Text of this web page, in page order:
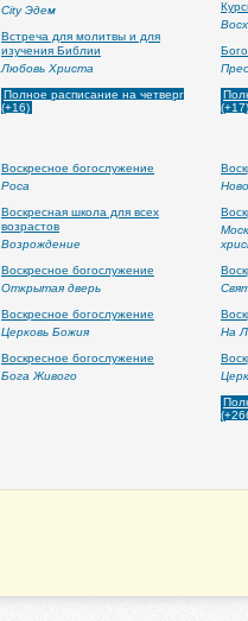
City Эдем
Встреча для молитвы и для
изучения Библии
Любовь Христа
Полное расписание на четверг
(+16)
(+17)
Воскресное богослужение
Роса
Воскресная школа для всех
возрастов
Возрождение
Воскресное богослужение
Открытая дверь
Воскресное богослужение
Церковь Божия
Воскресное богослужение
Бога Живого
На